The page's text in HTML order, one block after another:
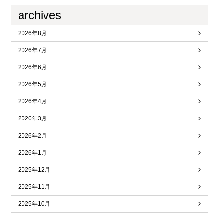
archives
2026年8月
2026年7月
2026年6月
2026年5月
2026年4月
2026年3月
2026年2月
2026年1月
2025年12月
2025年11月
2025年10月